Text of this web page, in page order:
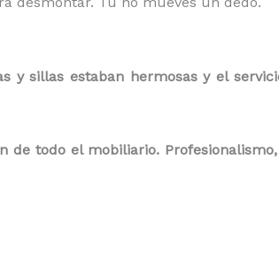
y sillas estaban hermosas y el
de todo el mobiliario.